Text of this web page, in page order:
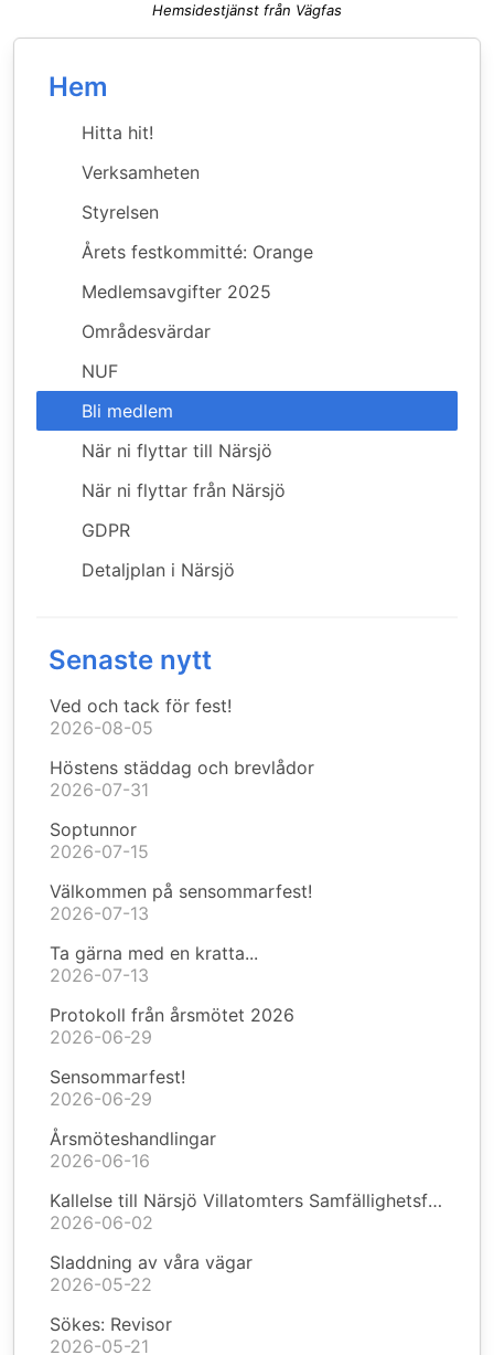
Hemsidestjänst från Vägfas
Hem
Hitta hit!
Verksamheten
Styrelsen
Årets festkommitté: Orange
Medlemsavgifter 2025
Områdesvärdar
NUF
Bli medlem
När ni flyttar till Närsjö
När ni flyttar från Närsjö
GDPR
Detaljplan i Närsjö
Senaste nytt
Ved och tack för fest!
2026-08-05
Höstens städdag och brevlådor
2026-07-31
Soptunnor
2026-07-15
Välkommen på sensommarfest!
2026-07-13
Ta gärna med en kratta...
2026-07-13
Protokoll från årsmötet 2026
2026-06-29
Sensommarfest!
2026-06-29
Årsmöteshandlingar
2026-06-16
Kallelse till Närsjö Villatomters Samfällighetsförening årsmöte 2026
2026-06-02
Sladdning av våra vägar
2026-05-22
Sökes: Revisor
2026-05-21